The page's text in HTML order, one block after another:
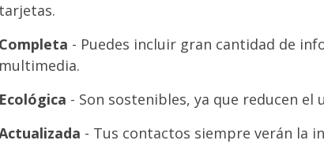
tarjetas.
Completa - Puedes incluir gran cantidad de
multimedia.
Ecológica - Son sostenibles, ya que reducen el
- Tus contactos siempre verán la